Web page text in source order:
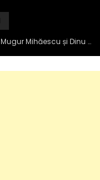
Zâmbetul Democrației: Talk Show Politic, cu Mugur Mihăescu și Dinu Popescu